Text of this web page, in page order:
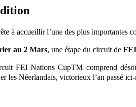
à accueillir l’une des plus importantes
au 2 Mars, une étape du circuit de
FEI Nations CupTM comprend
les Néerlandais, victorieux l’an passé